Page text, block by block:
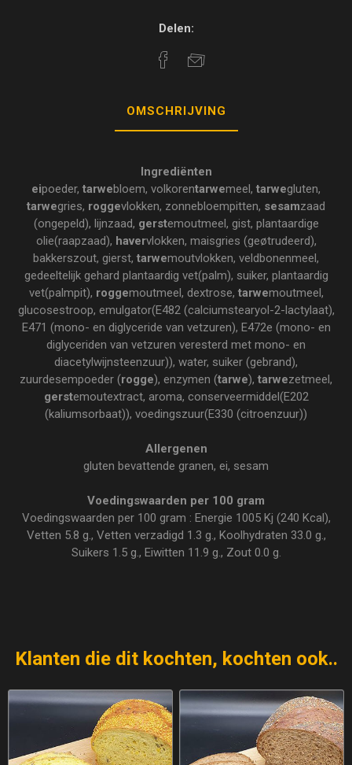
Delen:
OMSCHRIJVING
Ingrediënten
eipoeder, tarwebloem, volkorentarwemeel, tarwegluten,
tarwegries, roggevlokken, zonnebloempitten, sesamzaad
(ongepeld), lijnzaad, gerstemoutmeel, gist, plantaardige
olie(raapzaad), havervlokken, maisgries (geøtrudeerd),
bakkerszout, gierst, tarwemoutvlokken, veldbonenmeel,
gedeeltelijk gehard plantaardig vet(palm), suiker, plantaardig
vet(palmpit), roggemoutmeel, dextrose, tarwemoutmeel,
glucosestroop, emulgator(E482 (calciumstearyol-2-lactylaat),
E471 (mono- en diglyceride van vetzuren), E472e (mono- en
diglyceriden van vetzuren veresterd met mono- en
diacetylwijnsteenzuur)), water, suiker (gebrand),
zuurdesempoeder (rogge), enzymen (tarwe), tarwezetmeel,
gerstemoutextract, aroma, conserveermiddel(E202
(kaliumsorbaat)), voedingszuur(E330 (citroenzuur))
Allergenen
gluten bevattende granen, ei, sesam
Voedingswaarden per 100 gram
Voedingswaarden per 100 gram : Energie 1005 Kj (240 Kcal),
Vetten 5.8 g., Vetten verzadigd 1.3 g., Koolhydraten 33.0 g.,
Suikers 1.5 g., Eiwitten 11.9 g., Zout 0.0 g.
Klanten die dit kochten, kochten ook..